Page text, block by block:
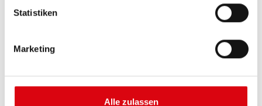
Statistiken
Marketing
Alle zulassen
Die besten und leistungsfähigsten Banner
Vorgaben führender europäischer KFZ-Hersteller.
Originalqualität zum Nachrüsten.